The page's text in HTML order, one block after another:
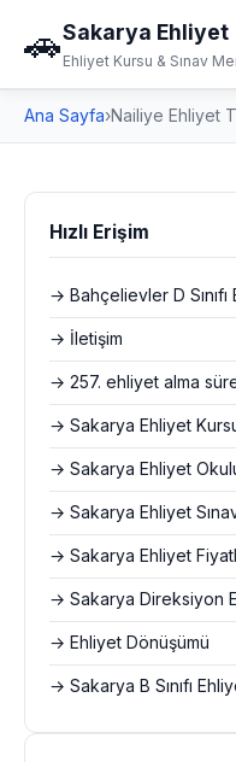
🚗Sakarya Ehliyet
Ehliyet Kursu & Sınav
Ana Sayfa›Nailiye Ehliyet
Hızlı Erişim
→ Bahçelievler D Sınıfı
→ İletişim
→ 257. ehliyet alma
→ Sakarya Ehliyet
→ Sakarya Ehliyet
→ Sakarya Ehliyet
→ Sakarya Ehliyet
→ Sakarya Direksiyon
→ Ehliyet Dönüşümü
→ Sakarya B Sınıfı